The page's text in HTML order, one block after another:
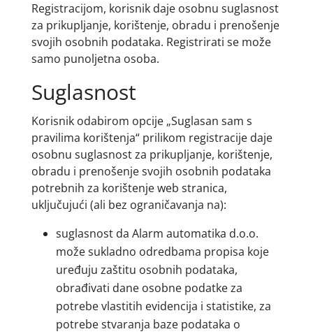
Registracijom, korisnik daje osobnu suglasnost
za prikupljanje, korištenje, obradu i prenošenje
svojih osobnih podataka. Registrirati se može
samo punoljetna osoba.
Suglasnost
Korisnik odabirom opcije „Suglasan sam s
pravilima korištenja“ prilikom registracije daje
osobnu suglasnost za prikupljanje, korištenje,
obradu i prenošenje svojih osobnih podataka
potrebnih za korištenje web stranica,
uključujući (ali bez ograničavanja na):
suglasnost da Alarm automatika d.o.o.
može sukladno odredbama propisa koje
uređuju zaštitu osobnih podataka,
obrađivati dane osobne podatke za
potrebe vlastitih evidencija i statistike, za
potrebe stvaranja baze podataka o